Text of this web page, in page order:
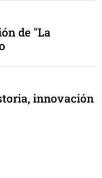
de "La
innovación